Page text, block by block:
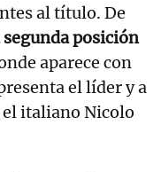
al título. De
posición
aparece con
el líder y a
el italiano Nicolo